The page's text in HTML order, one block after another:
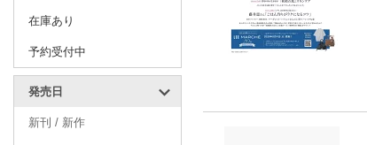
在庫あり
予約受付中
発売日
新刊 / 新作